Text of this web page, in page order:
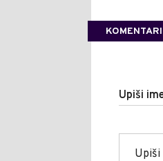
KOMENTARI
Upiši